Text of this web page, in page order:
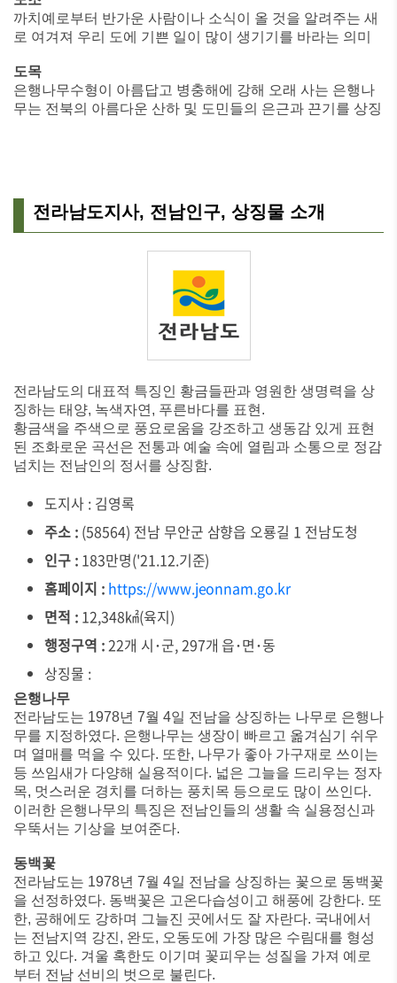
까치예로부터 반가운 사람이나 소식이 올 것을 알려주는 새
로 여겨져 우리 도에 기쁜 일이 많이 생기기를 바라는 의미
도목
은행나무수형이 아름답고 병충해에 강해 오래 사는 은행나
무는 전북의 아름다운 산하 및 도민들의 은근과 끈기를 상징
전라남도지사, 전남인구, 상징물 소개
전라남도의 대표적 특징인 황금들판과 영원한 생명력을 상
징하는 태양, 녹색자연, 푸른바다를 표현.
황금색을 주색으로 풍요로움을 강조하고 생동감 있게 표현
된 조화로운 곡선은 전통과 예술 속에 열림과 소통으로 정감
넘치는 전남인의 정서를 상징함.
도지사 : 김영록
주소 : (58564) 전남 무안군 삼향읍 오룡길 1 전남도청
인구 : 183만명('21.12.기준)
홈페이지 : https://www.jeonnam.go.kr
면적 : 12,348㎢(육지)
행정구역 :22개 시･군, 297개 읍･면･동
상징물 :
은행나무
전라남도는 1978년 7월 4일 전남을 상징하는 나무로 은행나
무를 지정하였다. 은행나무는 생장이 빠르고 옮겨심기 쉬우
며 열매를 먹을 수 있다. 또한, 나무가 좋아 가구재로 쓰이는
등 쓰임새가 다양해 실용적이다. 넓은 그늘을 드리우는 정자
목, 멋스러운 경치를 더하는 풍치목 등으로도 많이 쓰인다.
이러한 은행나무의 특징은 전남인들의 생활 속 실용정신과
우뚝서는 기상을 보여준다.
동백꽃
전라남도는 1978년 7월 4일 전남을 상징하는 꽃으로 동백꽃
을 선정하였다. 동백꽃은 고온다습성이고 해풍에 강한다. 또
한, 공해에도 강하며 그늘진 곳에서도 잘 자란다. 국내에서
는 전남지역 강진, 완도, 오동도에 가장 많은 수림대를 형성
하고 있다. 겨울 혹한도 이기며 꽃피우는 성질을 가져 예로
부터 전남 선비의 벗으로 불린다.